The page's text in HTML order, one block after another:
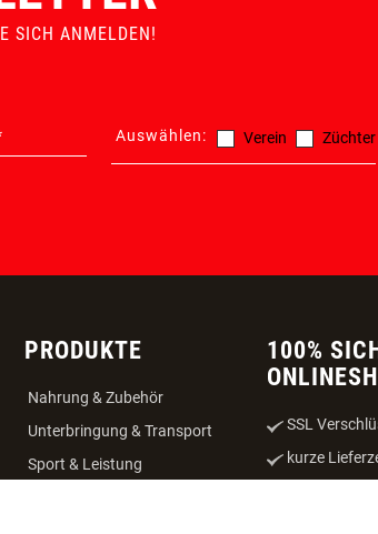
SICH ANMELDEN!
Auswählen: Verein Züchter
PRODUKTE
Nahrung & Zubehör
Unterbringung & Transport
Sport & Leistung
100%
SSL
kurze